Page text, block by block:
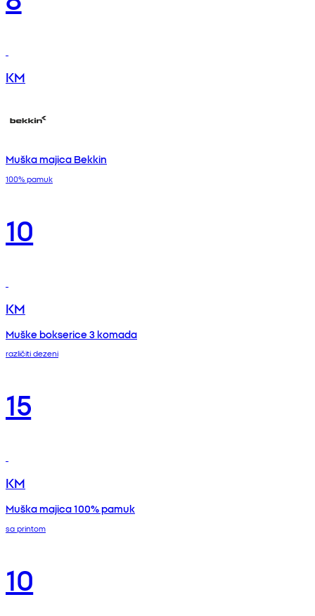
KM
Muška majica Bekkin
100% pamuk
10
KM
Muške bokserice 3 komada
različiti dezeni
15
KM
Muška majica 100% pamuk
sa printom
10